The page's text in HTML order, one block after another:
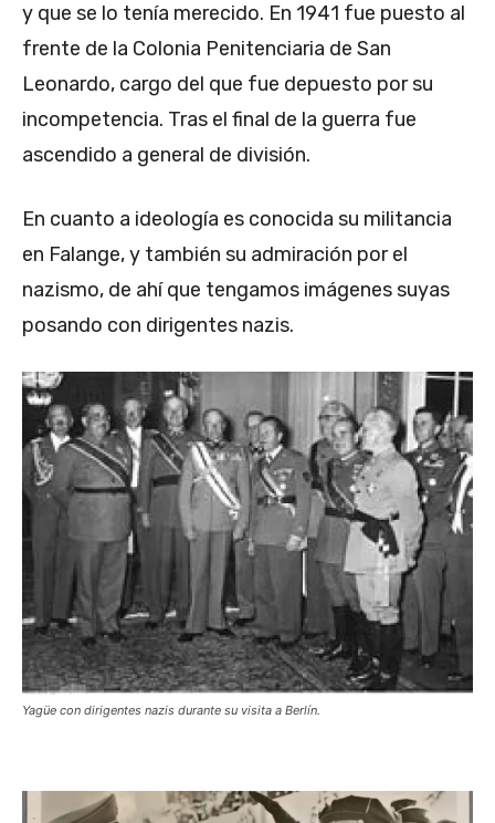
y que se lo tenía merecido. En 1941 fue puesto al
frente de la Colonia Penitenciaria de San
Leonardo, cargo del que fue depuesto por su
incompetencia. Tras el final de la guerra fue
ascendido a general de división.
En cuanto a ideología es conocida su militancia
en Falange, y también su admiración por el
nazismo, de ahí que tengamos imágenes suyas
posando con dirigentes nazis.
Yagüe con dirigentes nazis durante su visita a Berlín.